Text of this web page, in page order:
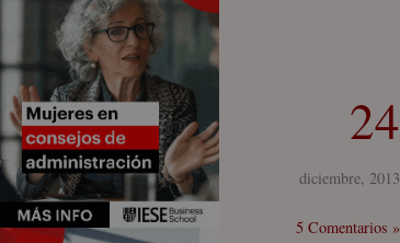
24
diciembre, 2013
5 Comentarios »